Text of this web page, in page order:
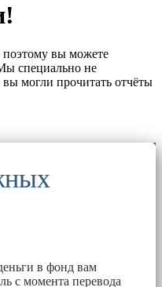
поэтому вы можете
специально не
могли прочитать отчёты
в фонд вам
с момента перевода